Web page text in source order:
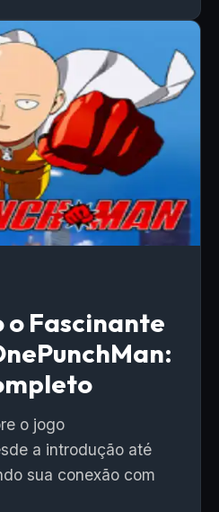
Fascinante
o jogo
a introdução até
sua conexão com